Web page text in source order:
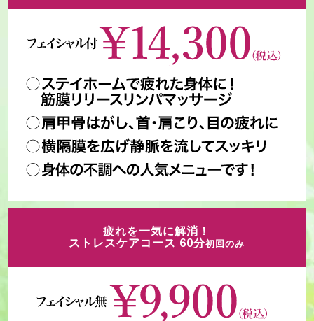
疲れを一気に解消！
ストレスケアコース 60分初回のみ